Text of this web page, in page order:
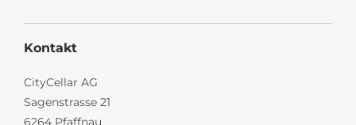
Kontakt
CityCellar AG
Sagenstrasse 21
6264 Pfaffnau